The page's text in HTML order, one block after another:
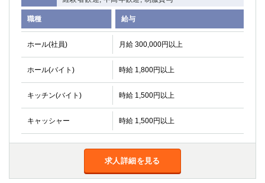
職種 給与
ホール(社員) 月給 300,000円以上
ホール(バイト) 時給 1,800円以上
キッチン(バイト) 時給 1,500円以上
キャッシャー 時給 1,500円以上
求人詳細を見る
三軒茶屋（南口）
①歌舞伎町 ②新宿 ③新宿三丁目 ④西
①歌舞伎町 ②新宿 ③西部新宿 ③東新宿
①歌舞伎町 ②新宿
①銀座 ②新橋
錦糸町(南口)
蒲田(西口)
清瀬（南口）
①東武練馬 ②成増・板橋 ③大山 ②池袋
池袋東口
金町
大井町
大泉学園
下赤塚
三鷹
荻窪
浅草
幡ヶ谷
小岩